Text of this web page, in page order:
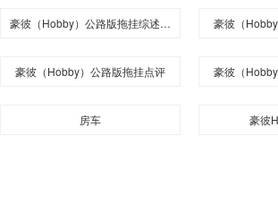
豪彼（Hobby）公路版拖挂综述介绍 豪彼（
豪彼（Hobby）公路版拖挂点评 豪彼（
房车 豪彼